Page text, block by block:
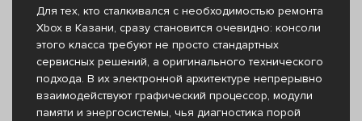
Для тех, кто сталкивался с необходимостью ремонта
Xbox в Казани, сразу становится очевидно: консоли
этого класса требуют не просто стандартных
сервисных решений, а оригинального технического
подхода. В их электронной архитектуре непрерывно
взаимодействуют графический процессор, модули
памяти и энергосистемы, чья диагностика порой